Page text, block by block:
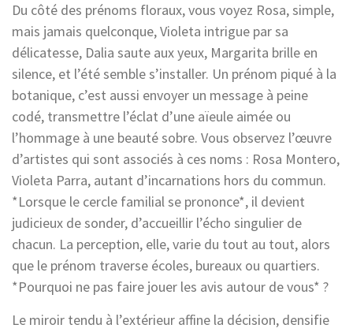
Du côté des prénoms floraux, vous voyez Rosa, simple,
mais jamais quelconque, Violeta intrigue par sa
délicatesse, Dalia saute aux yeux, Margarita brille en
silence, et l’été semble s’installer. Un prénom piqué à la
botanique, c’est aussi envoyer un message à peine
codé, transmettre l’éclat d’une aïeule aimée ou
l’hommage à une beauté sobre. Vous observez l’œuvre
d’artistes qui sont associés à ces noms : Rosa Montero,
Violeta Parra, autant d’incarnations hors du commun.
*Lorsque le cercle familial se prononce*, il devient
judicieux de sonder, d’accueillir l’écho singulier de
chacun. La perception, elle, varie du tout au tout, alors
que le prénom traverse écoles, bureaux ou quartiers.
*Pourquoi ne pas faire jouer les avis autour de vous* ?
Le miroir tendu à l’extérieur affine la décision, densifie